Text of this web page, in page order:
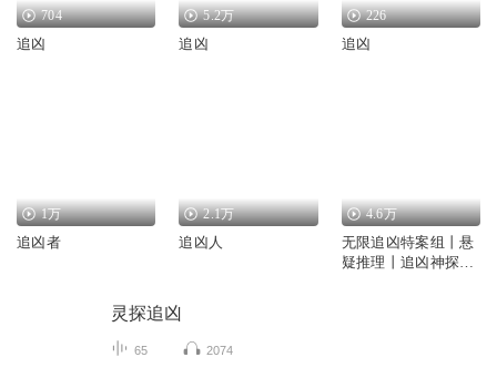
704
追凶
5.2万
追凶
226
追凶
1万
追凶者
2.1万
追凶人
4.6万
无限追凶特案组丨悬
疑推理丨追凶神探续
灵探追凶
65 2074